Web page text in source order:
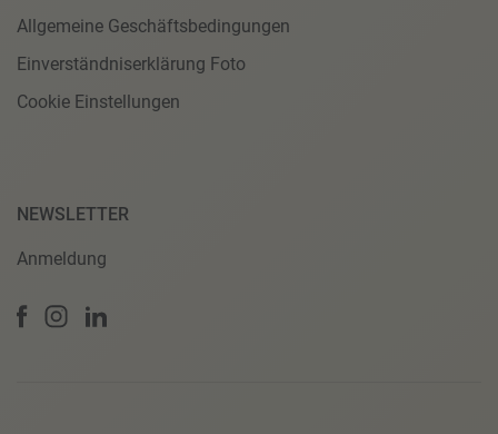
Allgemeine Geschäftsbedingungen
Einverständniserklärung Foto
Cookie Einstellungen
NEWSLETTER
Anmeldung